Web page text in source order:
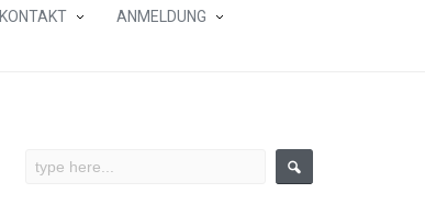
KONTAKT ANMELDUNG